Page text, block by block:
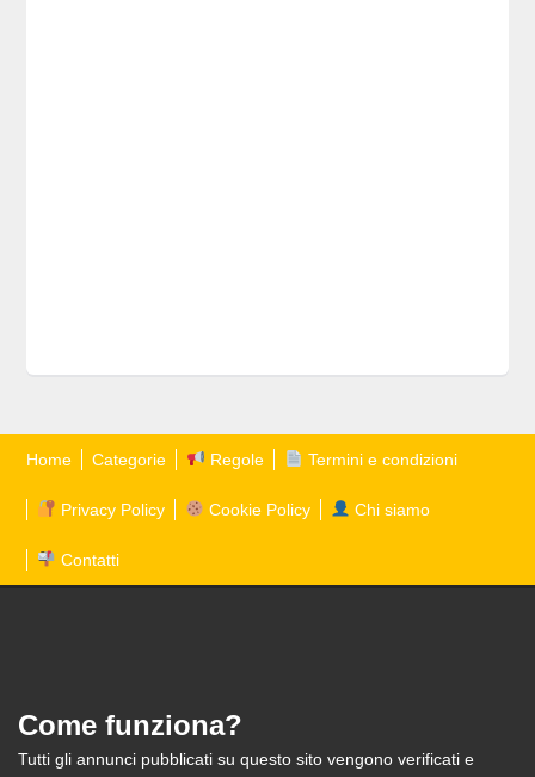
Home Categorie Regole Termini e condizioni
Privacy Policy Cookie Policy Chi siamo
Contatti
Come funziona?
Tutti gli annunci pubblicati su questo sito vengono verificati e